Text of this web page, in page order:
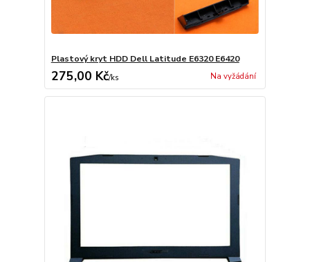
Plastový kryt HDD Dell Latitude E6320 E6420
275,00 Kč/ks Na vyžádání